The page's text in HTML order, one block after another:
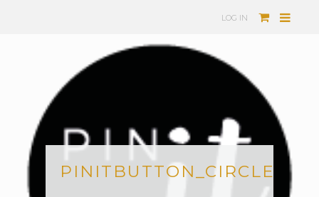
LOG IN
PINITBUTTON_CIRCLE